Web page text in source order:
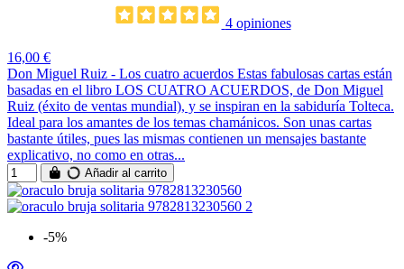
4 opiniones
16,00 €
Don Miguel Ruiz - Los cuatro acuerdos Estas fabulosas cartas están
basadas en el libro LOS CUATRO ACUERDOS, de Don Miguel
Ruiz (éxito de ventas mundial), y se inspiran en la sabiduría Tolteca.
Ideal para los amantes de los temas chamánicos. Son unas cartas
bastante útiles, pues las mismas contienen un mensajes bastante
explicativo, no como en otras...
Añadir al carrito
-5%